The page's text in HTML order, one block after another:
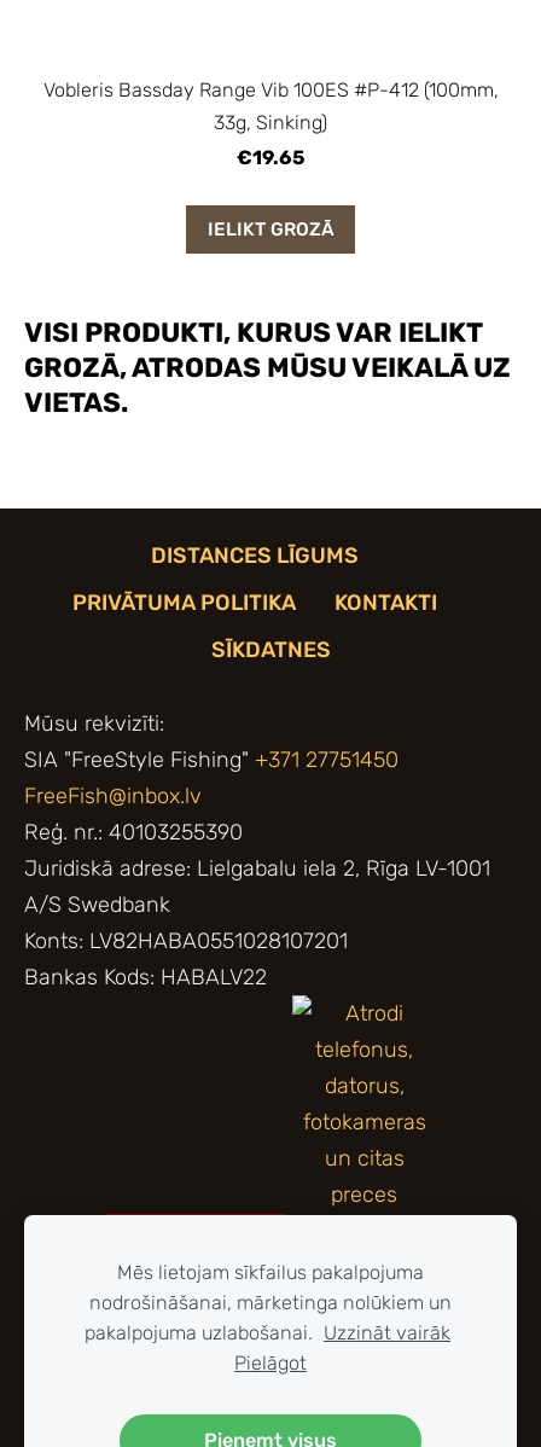
VISI PRODUKTI, KURUS VAR IELIKT
GROZĀ, ATRODAS MŪSU VEIKALĀ UZ
VIETAS.
Vobleris Bassday Range Vib 100ES #P-412 (100mm,
33g, Sinking)
€19.65
IELIKT GROZĀ
DISTANCES LĪGUMS
PRIVĀTUMA POLITIKA
KONTAKTI
SĪKDATNES
Mūsu rekvizīti:
SIA "FreeStyle Fishing" +371 27751450
FreeFish@inbox.lv
Reģ. nr.: 40103255390
Juridiskā adrese: Lielgabalu iela 2, Rīga LV-1001
A/S Swedbank
Konts: LV82HABA0551028107201
Bankas Kods: HABALV22
Mēs lietojam sīkfailus pakalpojuma
nodrošināšanai, mārketinga nolūkiem un
pakalpojuma uzlabošanai. Uzzināt vairāk
Pielāgot
Pieņemt visus